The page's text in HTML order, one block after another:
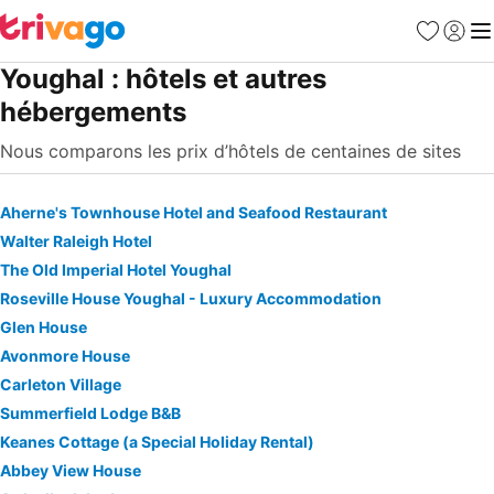
Favoris
Se
Youghal : hôtels et autres
hébergements
Nous comparons les prix d’hôtels de centaines de sites
Aherne's Townhouse Hotel and Seafood Restaurant
Walter Raleigh Hotel
The Old Imperial Hotel Youghal
Roseville House Youghal - Luxury Accommodation
Glen House
Avonmore House
Carleton Village
Summerfield Lodge B&B
Keanes Cottage (a Special Holiday Rental)
Abbey View House